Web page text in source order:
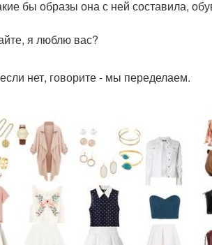
бы образы она с ней составила,
я люблю вас?
нет, говорите - мы переделаем.